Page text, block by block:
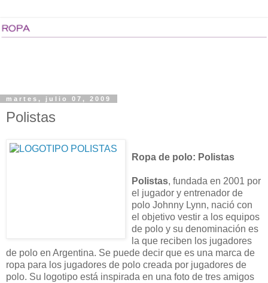
martes, julio 07, 2009
Polistas
Ropa de polo: Polistas
Polistas, fundada en 2001 por
el jugador y entrenador de
polo Johnny Lynn, nació con
el objetivo vestir a los equipos
de polo y su denominación es
la que reciben los jugadores
de polo en Argentina. Se puede decir que es una marca de
ropa para los jugadores de polo creada por jugadores de
polo. Su logotipo está inspirada en una foto de tres amigos